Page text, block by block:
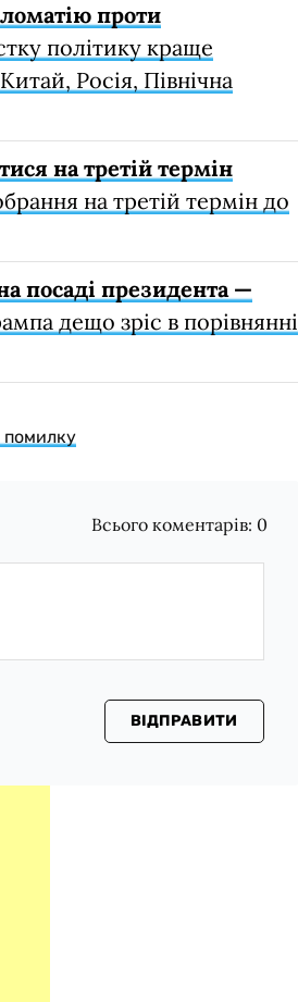
проти
політику краще
Росія, Північна
на третій термін
на третій термін до
посаді президента —
дещо зріс в порівнянні
помилку
Всього коментарів: 0
ВІДПРАВИТИ